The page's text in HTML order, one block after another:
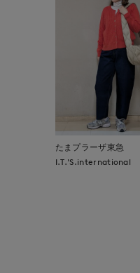
たまプラーザ東急
I.T.'S.international